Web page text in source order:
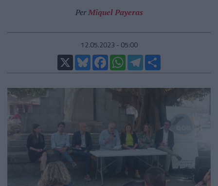
PerMiquel Payeras
12.05.2023 - 05:00
X
BlueskyFacebookWhatsAppTelegram